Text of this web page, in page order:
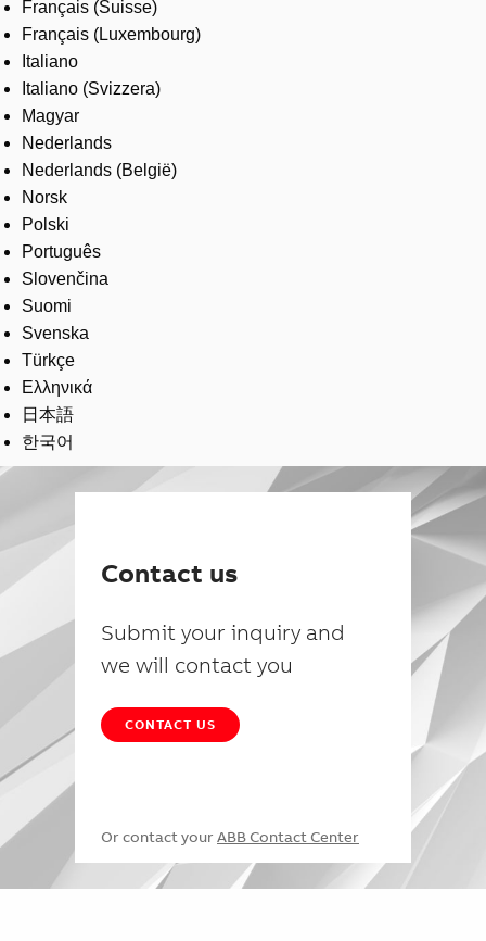
Français (Suisse)
Français (Luxembourg)
Italiano
Italiano (Svizzera)
Magyar
Nederlands
Nederlands (België)
Norsk
Polski
Português
Slovenčina
Suomi
Svenska
Türkçe
Ελληνικά
日本語
한국어
Contact us
Submit your inquiry and
we will contact you
CONTACT US
Or contact your ABB Contact Center